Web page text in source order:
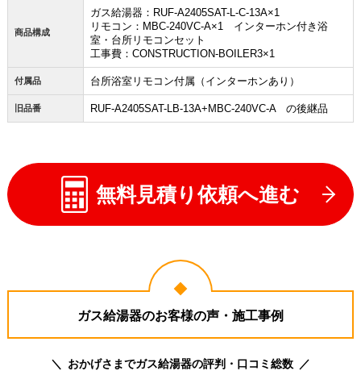
商品構成
ガス給湯器：RUF-A2405SAT-L-C-13A×1
リモコン：MBC-240VC-A×1 インターホン付き浴
室・台所リモコンセット
工事費：CONSTRUCTION-BOILER3×1
付属品 台所浴室リモコン付属（インターホンあり）
旧品番 RUF-A2405SAT-LB-13A+MBC-240VC-A の後継品
無料見積り依頼へ進む
ガス給湯器のお客様の声・施工事例
おかげさまでガス給湯器の評判・口コミ総数